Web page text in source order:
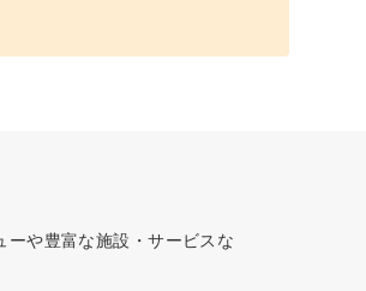
や豊富な施設・サービスな